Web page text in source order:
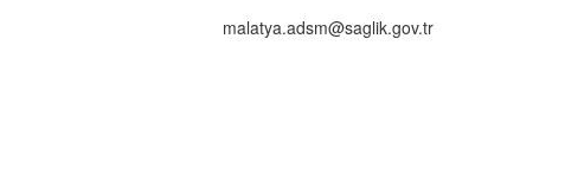
malatya.adsm@saglik.gov.tr